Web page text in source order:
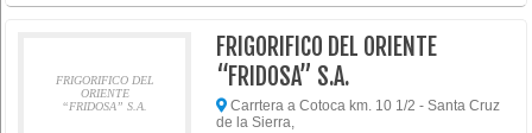
FRIGORIFICO DEL
ORIENTE
“FRIDOSA” S.A.
FRIGORIFICO DEL ORIENTE
“FRIDOSA” S.A.
Carrtera a Cotoca km. 10 1/2 - Santa Cruz
de la Sierra,